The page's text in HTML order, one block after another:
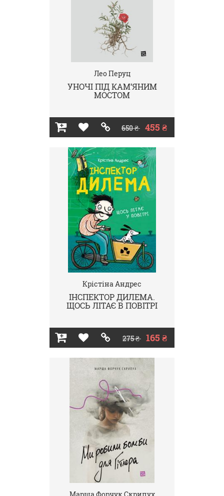
Лео Перуц
УНОЧІ ПІД КАМ‘ЯНИМ
МОСТОМ
650 ₴ 455 ₴
Крістіна Андрес
ІНСПЕКТОР ДИЛЕМА.
ЩОСЬ ЛІТАЄ В ПОВІТРІ
275 ₴ 165 ₴